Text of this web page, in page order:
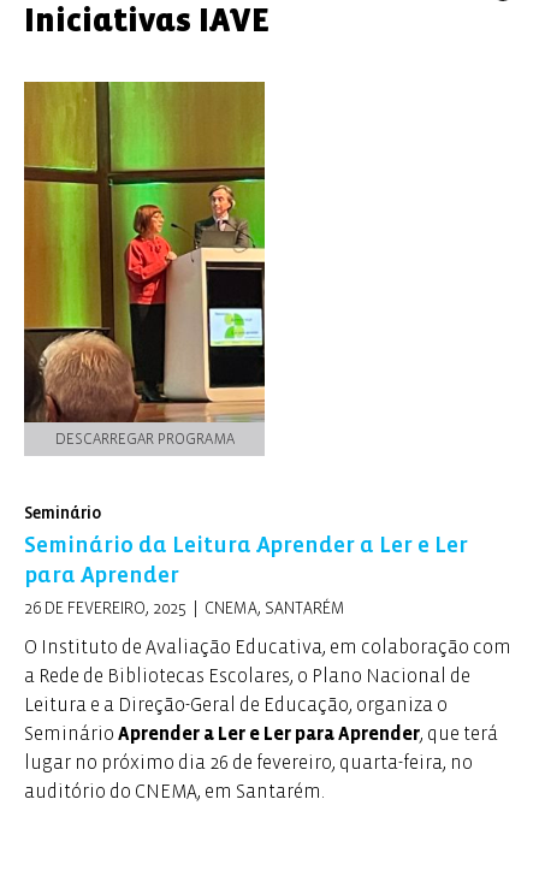
Iniciativas IAVE
DESCARREGAR PROGRAMA
Seminário
Seminário da Leitura Aprender a Ler e Ler
para Aprender
26 DE FEVEREIRO, 2025 | CNEMA, SANTARÉM
O Instituto de Avaliação Educativa, em colaboração com
a Rede de Bibliotecas Escolares, o Plano Nacional de
Leitura e a Direção-Geral de Educação, organiza o
Seminário Aprender a Ler e Ler para Aprender, que terá
lugar no próximo dia 26 de fevereiro, quarta-feira, no
auditório do CNEMA, em Santarém.